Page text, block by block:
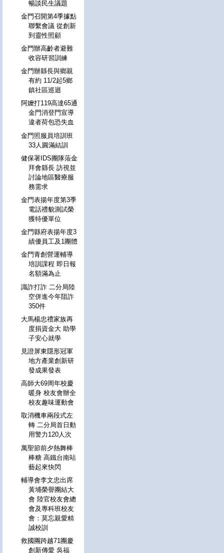
暢談民生議題
金門召開第4季據點
聯繫會議 從創新
到靈性照顧
金門辦高齡者避難
收容研習訓練
金門辦縣長與鄉親
有約 11/2起5鄉
鎮社區巡迴
阿嬤打119高達65通
金門消登門宣導
違者荷包恐失血
金門照服員培訓班
33人圓滿結訓
健保署IDS團隊蒞金
拜會縣長 訪視並
討論地區醫療服
務需求
金門表揚年度第3季
電話禮貌測試榮
獲特優單位
金門縣府表揚年度3
績優員工及1團體
金門青創營運輔導
培訓課程 即日報
名額滿為止
識詐打詐 二分局陸
空併進今年阻詐
350件
大馬楊忠禮家族再
度捐資金大 助學
子安心就學
見證屏東隱形冠軍
地方產業創新研
發成果發表
高師大69周年校慶
暖身 校友會辦全
校友趣味運動會
取消機車兩段式左
轉 二分局首日動
用警力120人次
萬聖節前夕熱舞棒
棒糖 高鐵台南站
藝起來快閃
輔導會李文忠出席
黃埔榮譽團結大
會 陸官校友會總
會及專科班校友
會：莫忘親愛精
誠校訓
救國團跨越71團慶
創新傳愛 吳福